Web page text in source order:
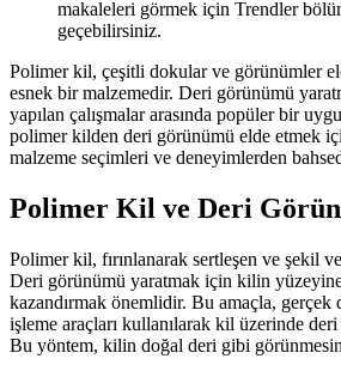
makaleleri görmek için Trendler
geçebilirsiniz.
Polimer kil, çeşitli dokular ve görünümler
esnek bir malzemedir. Deri görünümü
yapılan çalışmalar arasında popüler bir
polimer kilden deri görünümü elde etmek
malzeme seçimleri ve deneyimlerden
Polimer Kil ve Deri
Polimer kil, fırınlanarak sertleşen ve şekil
Deri görünümü yaratmak için kilin
kazandırmak önemlidir. Bu amaçla, gerçek
işleme araçları kullanılarak kil üzerinde
Bu yöntem, kilin doğal deri gibi